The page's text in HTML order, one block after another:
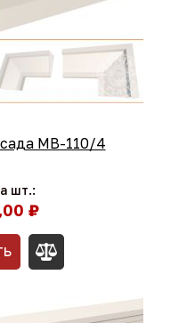
МВ-110/4
шт.:
₽